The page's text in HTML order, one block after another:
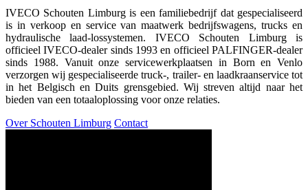
IVECO Schouten Limburg is een familiebedrijf dat gespecialiseerd
is in verkoop en service van maatwerk bedrijfswagens, trucks en
hydraulische laad-lossystemen. IVECO Schouten Limburg is
officieel IVECO-dealer sinds 1993 en officieel PALFINGER-dealer
sinds 1988. Vanuit onze servicewerkplaatsen in Born en Venlo
verzorgen wij gespecialiseerde truck-, trailer- en laadkraanservice tot
in het Belgisch en Duits grensgebied. Wij streven altijd naar het
bieden van een totaaloplossing voor onze relaties.
Over Schouten Limburg Contact